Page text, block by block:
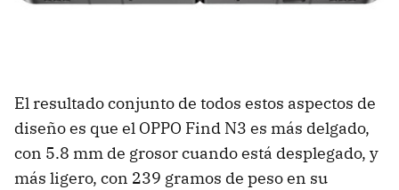
El resultado conjunto de todos estos aspectos de
diseño es que el OPPO Find N3 es más delgado,
con 5.8 mm de grosor cuando está desplegado, y
más ligero, con 239 gramos de peso en su